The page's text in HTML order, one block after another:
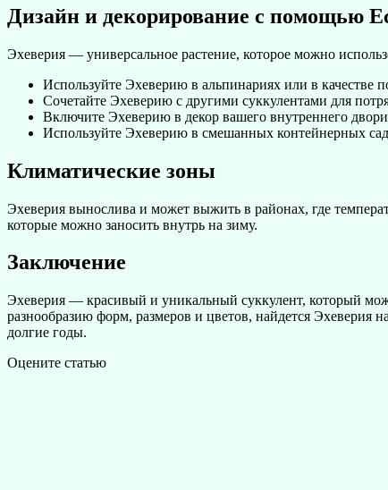
Дизайн и декорирование с помощью
Эхеверия — универсальное растение, которое можно
Используйте Эхеверию в альпинариях или в качестве
Сочетайте Эхеверию с другими суккулентами для
Включите Эхеверию в декор вашего внутреннего
Используйте Эхеверию в смешанных контейнерных
Климатические зоны
Эхеверия вынослива и может выжить в районах, где
которые можно заносить внутрь на зиму.
Заключение
Эхеверия — красивый и уникальный суккулент, который
разнообразию форм, размеров и цветов, найдется Эхеверия
долгие годы.
Оцените статью